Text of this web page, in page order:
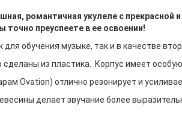
романтичная укулеле с
точно преуспеете в ее освоении!
для обучения музыке, так и в качестве
из пластика. Корпус имеет
Ovation) отлично резонирует и
делает звучание более